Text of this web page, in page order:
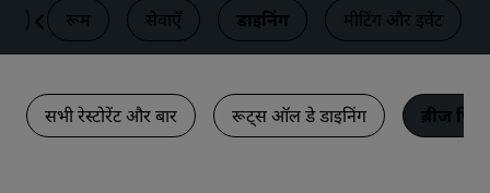
रूम सेवाएँ डाइनिंग मीटिंग और इवेंट
सभी रेस्टोरेंट और बार रूट्स ऑल डे डाइनिंग ब्रीज